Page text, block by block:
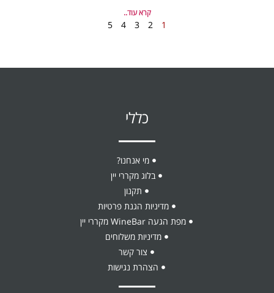
קרא עוד..
1
2
3
4
5
כללי
מי אנחנו?
בלוג מקררי יין
תקנון
מדיניות הגנת פרטיות
מפת הגעה WineBar מקררי יין
מדיניות משלוחים
צור קשר
הצהרת נגישות